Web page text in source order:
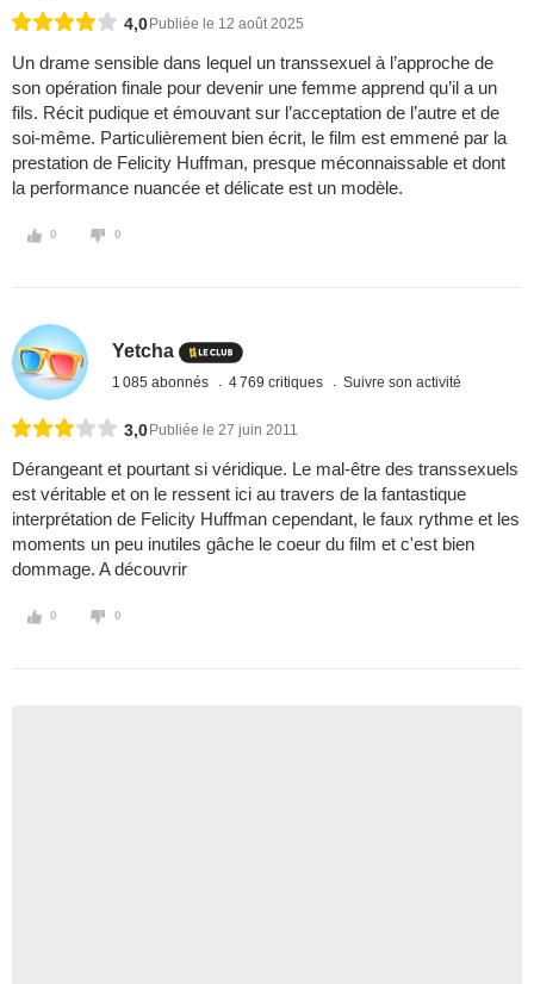
4,0 Publiée le 12 août 2025
Un drame sensible dans lequel un transsexuel à l’approche de
son opération finale pour devenir une femme apprend qu’il a un
fils. Récit pudique et émouvant sur l’acceptation de l’autre et de
soi-même. Particulièrement bien écrit, le film est emmené par la
prestation de Felicity Huffman, presque méconnaissable et dont
la performance nuancée et délicate est un modèle.
0 0
Yetcha
1 085 abonnés 4 769 critiques Suivre son activité
3,0 Publiée le 27 juin 2011
Dérangeant et pourtant si véridique. Le mal-être des transsexuels
est véritable et on le ressent ici au travers de la fantastique
interprétation de Felicity Huffman cependant, le faux rythme et les
moments un peu inutiles gâche le coeur du film et c'est bien
dommage. A découvrir
0 0